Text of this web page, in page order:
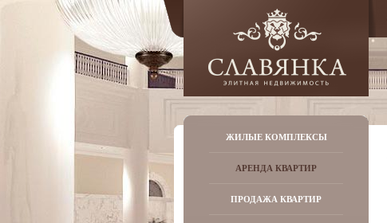
ЖИЛЫЕ КОМПЛЕКСЫ
АРЕНДА КВАРТИР
ПРОДАЖА КВАРТИР